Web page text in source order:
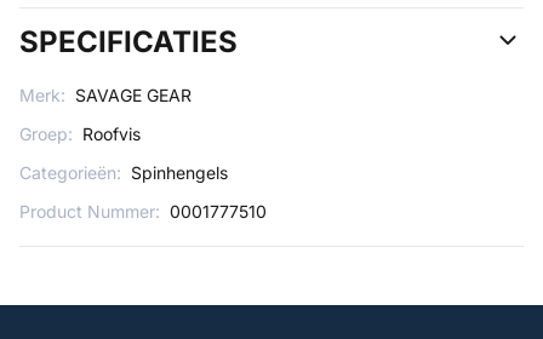
SPECIFICATIES
Merk: SAVAGE GEAR
Groep: Roofvis
Categorieën: Spinhengels
Product Nummer: 0001777510